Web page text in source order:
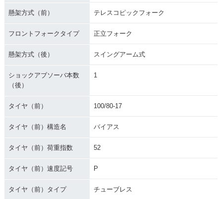
懸架方式（前） テレスコピックフォーク
フロントフォークタイプ 正立フォーク
懸架方式（後） スイングアーム式
ショックアブソーバ本数
（後）
1
タイヤ（前） 100/80-17
タイヤ（前）構造名 バイアス
タイヤ（前）荷重指数 52
タイヤ（前）速度記号 P
タイヤ（前）タイプ チューブレス